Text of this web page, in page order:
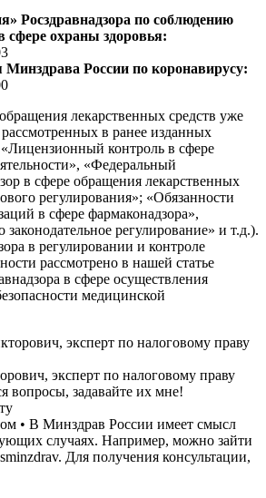
Росздравнадзора по соблюдению
сфере охраны здоровья:
России по коронавирусу:
лекарственных средств уже
в ранее изданных
«Лицензионный контроль в сфере
«Федеральный
в сфере обращения лекарственных
регулирования»; «Обязанности
в сфере фармаконадзора»,
регулирование» и т.д.).
в регулировании и контроле
рассмотрено в нашей статье
в сфере осуществления
медицинской
эксперт по налоговому праву
вопросы, задавайте их мне!
• В Минздрав России имеет смысл
случаях. Например, можно зайти
Для получения консультации,